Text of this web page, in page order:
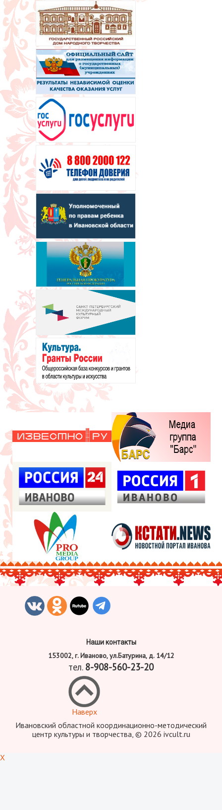
Наши контакты
153002, г. Иваново, ул.Батурина, д. 14/12
тел. 8-908-560-23-20
Наверх
Ивановский областной координационно-методический
центр культуры и творчества, © 2026 ivcult.ru
X